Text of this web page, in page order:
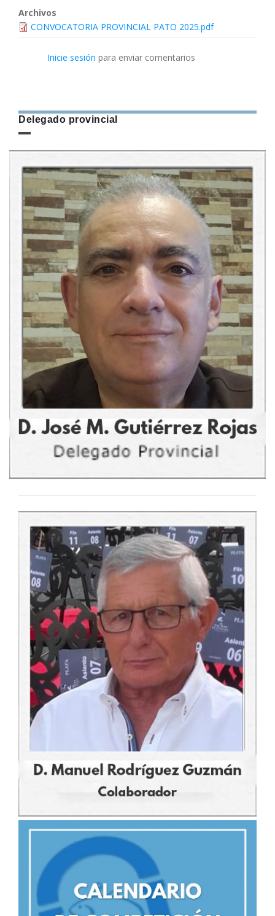
Archivos
CONVOCATORIA PROVINCIAL PATO 2025.pdf
Inicie sesión para enviar comentarios
Delegado provincial